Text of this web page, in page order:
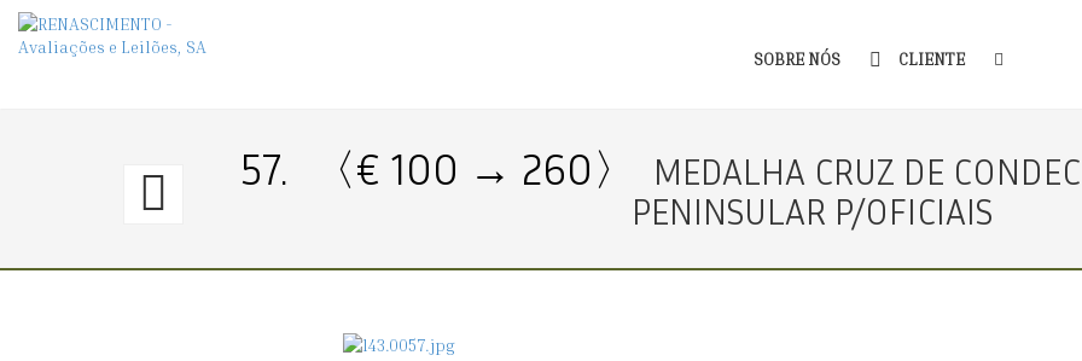
SOBRE NÓS CLIENTE
57. 〈€ 100 → 260〉
MEDALHA CRUZ DE
PENINSULAR P/OFICIAIS
56.
〈€